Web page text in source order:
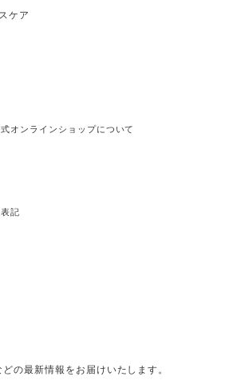
ケア
オンラインショップについて
記
の最新情報をお届けいたします。